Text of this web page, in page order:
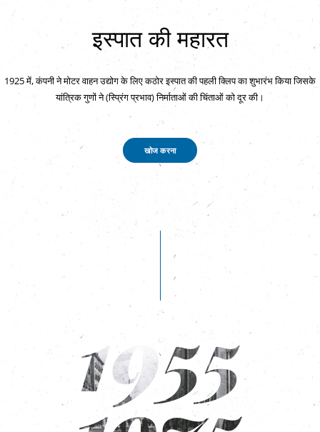
इस्पात की महारत
1925 में, कंपनी ने मोटर वाहन उद्योग के लिए कठोर इस्पात की पहली क्लिप का शुभारंभ किया जिसके
यांत्रिक गुणों ने (स्प्रिंग प्रभाव) निर्माताओं की चिंताओं को दूर की।
खोज करना
1955